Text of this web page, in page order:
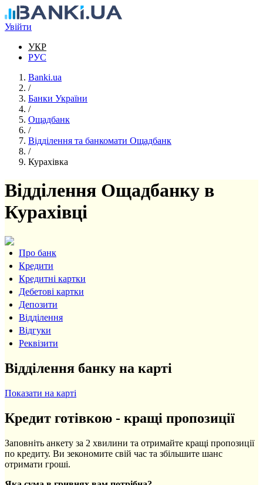
Перейти до основного вмісту
Увійти
УКР
РУС
Banki.ua
/
Банки України
/
Ощадбанк
/
Відділення та банкомати Ощадбанк
/
Курахівка
Відділення Ощадбанку в
Курахівці
Про банк
Кредити
Кредитні картки
Дебетові картки
Депозити
Відділення
Відгуки
Реквізити
Відділення банку на карті
Показати на карті
Кредит готівкою - кращі пропозиції
Заповніть анкету за 2 хвилини та отримайте кращі пропозиції
по кредиту. Ви зекономите свій час та збільшите шанс
отримати гроші.